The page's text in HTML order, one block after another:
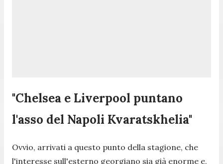
"Chelsea e Liverpool puntano
l'asso del Napoli Kvaratskhelia"
Ovvio, arrivati a questo punto della stagione, che
l'interesse sull'esterno georgiano sia già enorme e,